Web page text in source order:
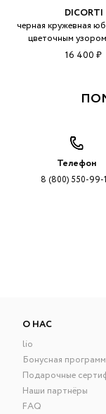
DICORTI
черная кружевная
цветочным
16 400 ₽
Телефон
8 (800) 550-99-
О НАС
lio
Бонусная
Подарочные
Наши партнёры
FAQ